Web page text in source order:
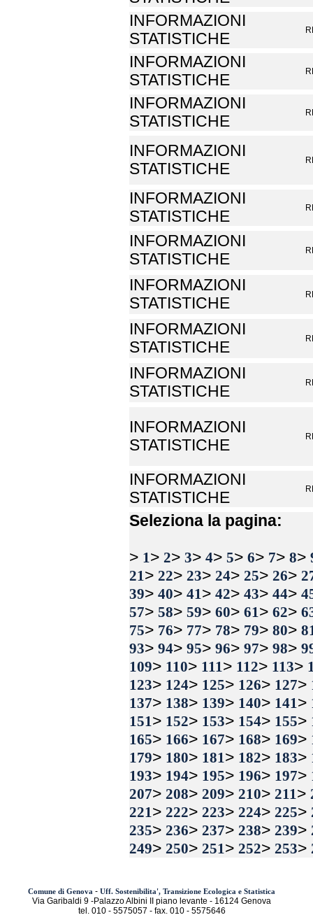
INFORMAZIONI
STATISTICHE
INFORMAZIONI
STATISTICHE
INFORMAZIONI
STATISTICHE
INFORMAZIONI
STATISTICHE
INFORMAZIONI
STATISTICHE
INFORMAZIONI
STATISTICHE
INFORMAZIONI
STATISTICHE
INFORMAZIONI
STATISTICHE
INFORMAZIONI
STATISTICHE
INFORMAZIONI
STATISTICHE
INFORMAZIONI
STATISTICHE
Seleziona la pagina:
> 1 > 2> 3> 4> 5> 6> 7> 8>
21 > 22> 23> 24> 25> 26>
39> 40> 41 > 42> 43> 44>
57> 58> 59> 60> 61 > 62>
75> 76> 77> 78> 79> 80>
93> 94> 95> 96> 97> 98>
109> 110> 111 > 112> 113>
123> 124> 125> 126> 127>
137> 138> 139> 140> 141 >
151 > 152> 153> 154> 155>
165> 166> 167> 168> 169>
179> 180> 181 > 182> 183>
193> 194> 195> 196> 197>
207> 208> 209> 210> 211 >
221 > 222> 223> 224> 225>
235> 236> 237> 238> 239>
249> 250> 251 > 252> 253>
Comune di Genova - Uff. Sostenibilita', Transizione Ecologica e Statistica
Via Garibaldi 9 -Palazzo Albini II piano levante - 16124 Genova
tel. 010 - 5575057 - fax. 010 - 5575646